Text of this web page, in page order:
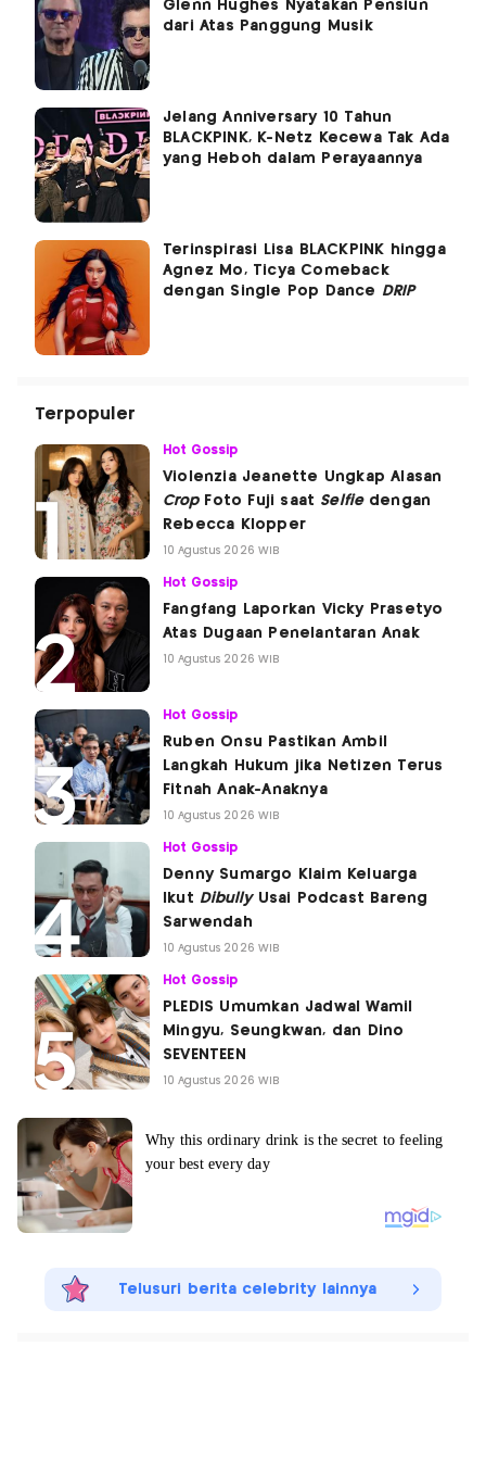
Glenn Hughes Nyatakan Pensiun
dari Atas Panggung Musik
Jelang Anniversary 10 Tahun
BLACKPINK, K-Netz Kecewa Tak Ada
yang Heboh dalam Perayaannya
Terinspirasi Lisa BLACKPINK hingga
Agnez Mo, Ticya Comeback
dengan Single Pop Dance DRIP
Terpopuler
Hot Gossip
Violenzia Jeanette Ungkap Alasan
CropFoto Fuji saat Selfiedengan
Rebecca Klopper
10 Agustus 2026 WIB
Hot Gossip
Fangfang Laporkan Vicky Prasetyo
Atas Dugaan Penelantaran Anak
10 Agustus 2026 WIB
Hot Gossip
Ruben Onsu Pastikan Ambil
Langkah Hukum jika Netizen Terus
Fitnah Anak-Anaknya
10 Agustus 2026 WIB
Hot Gossip
Denny Sumargo Klaim Keluarga
Ikut DibullyUsai Podcast Bareng
Sarwendah
10 Agustus 2026 WIB
Hot Gossip
PLEDIS Umumkan Jadwal Wamil
Mingyu, Seungkwan, dan Dino
SEVENTEEN
10 Agustus 2026 WIB
Telusuri berita celebrity lainnya